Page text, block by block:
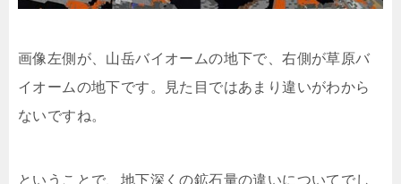
画像左側が、山岳バイオームの地下で、右側が草原バ
イオームの地下です。見た目ではあまり違いがわから
ないですね。
ということで、地下深くの鉱石量の違いについてでし